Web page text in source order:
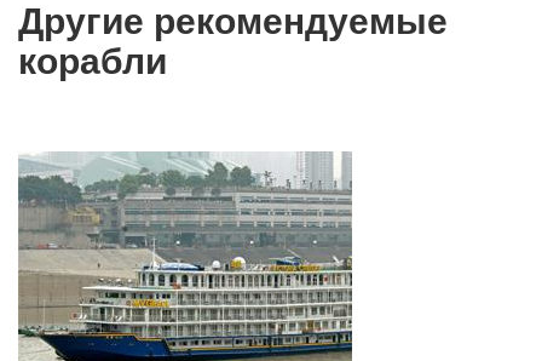
Другие рекомендуемые
корабли